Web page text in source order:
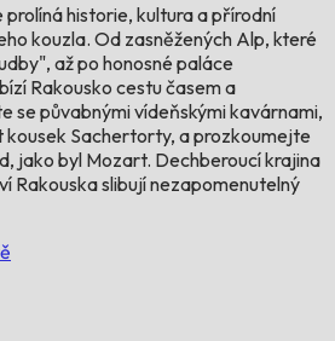
prolíná historie, kultura a přírodní
kouzla. Od zasněžených Alp, které
až po honosné paláce
Rakousko cestu časem a
se půvabnými vídeňskými kavárnami,
kousek Sachertorty, a prozkoumejte
jako byl Mozart. Dechberoucí krajina
Rakouska slibují nezapomenutelný